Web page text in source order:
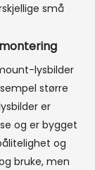
små
lysbilder
større
er
og er bygget
og
bruke, men